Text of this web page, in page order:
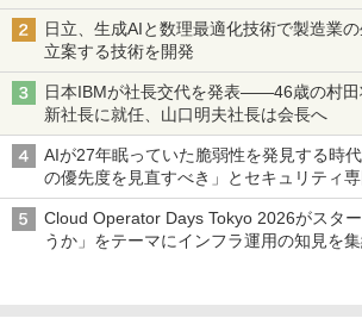
日立、生成AIと数理最適化技術で製造業
立案する技術を開発
日本IBMが社長交代を発表――46歳の村田
新社長に就任、山口明夫社長は会長へ
AIが27年眠っていた脆弱性を発見する時
の優先度を見直すべき」とセキュリティ
Cloud Operator Days Tokyo 2026がスタ
うか」をテーマにインフラ運用の知見を